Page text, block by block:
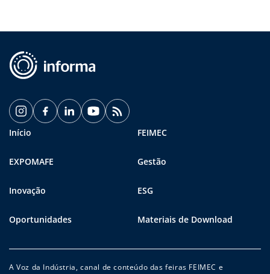
Início FEIMEC
EXPOMAFE Gestão
Inovação ESG
Oportunidades Materiais de Download
A Voz da Indústria, canal de conteúdo das feiras FEIMEC e